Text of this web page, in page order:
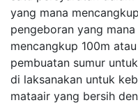
yang mana
pengeboran yang
mencangkup 100m
pembuatan sumur
di laksanakan untuk
mataair yang bersih